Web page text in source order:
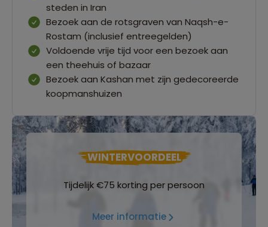
steden in Iran
Bezoek aan de rotsgraven van Naqsh-e-
Rostam (inclusief entreegelden)
Voldoende vrije tijd voor een bezoek aan
een theehuis of bazaar
Bezoek aan Kashan met zijn gedecoreerde
koopmanshuizen
WINTERVOORDEEL
Tijdelijk €75 korting per persoon
Meer informatie